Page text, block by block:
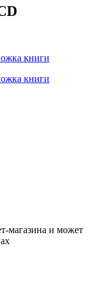
магазина и может